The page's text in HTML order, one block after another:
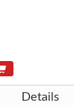
Details